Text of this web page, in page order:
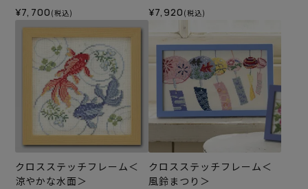
¥7,700 (税込) ¥7,920 (税込)
クロスステッチフレーム＜
涼やかな水面＞
クロスステッチフレーム＜
風鈴まつり＞